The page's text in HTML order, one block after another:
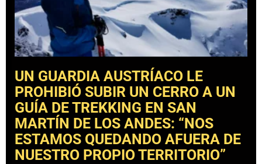
UN GUARDIA AUSTRÍACO LE
PROHIBIÓ SUBIR UN CERRO A UN
GUÍA DE TREKKING EN SAN
MARTÍN DE LOS ANDES: “NOS
ESTAMOS QUEDANDO AFUERA DE
NUESTRO PROPIO TERRITORIO”